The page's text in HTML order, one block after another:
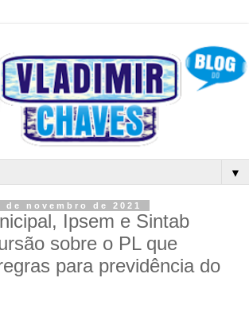
▼
novembro de 2021
Ipsem e Sintab
sobre o PL que
para previdência do